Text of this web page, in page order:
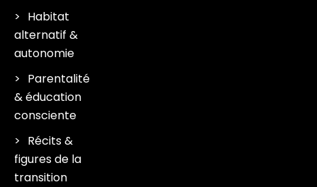
Habitat
alternatif &
autonomie
Parentalité
& éducation
consciente
Récits &
figures de la
transition